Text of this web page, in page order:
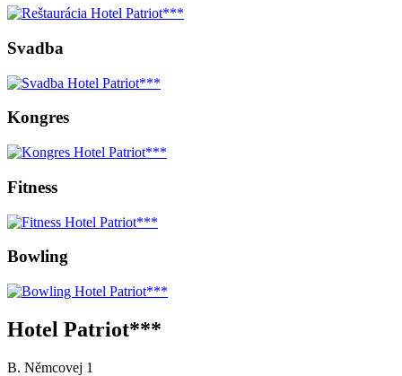
Svadba
Kongres
Fitness
Bowling
Hotel Patriot***
B. Němcovej 1